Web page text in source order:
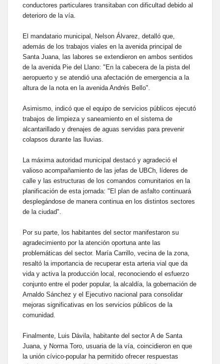
conductores particulares transitaban con dificultad debido al
deterioro de la vía.
El mandatario municipal, Nelson Álvarez, detalló que,
además de los trabajos viales en la avenida principal de
Santa Juana, las labores se extendieron en ambos sentidos
de la avenida Pie del Llano: "En la cabecera de la pista del
aeropuerto y se atendió una afectación de emergencia a la
altura de la nota en la avenida Andrés Bello".
Asimismo, indicó que el equipo de servicios públicos ejecutó
trabajos de limpieza y saneamiento en el sistema de
alcantarillado y drenajes de aguas servidas para prevenir
colapsos durante las lluvias.
La máxima autoridad municipal destacó y agradeció el
valioso acompañamiento de las jefas de UBCh, líderes de
calle y las estructuras de los comandos comunitarios en la
planificación de esta jornada: "El plan de asfalto continuará
desplegándose de manera continua en los distintos sectores
de la ciudad".
Por su parte, los habitantes del sector manifestaron su
agradecimiento por la atención oportuna ante las
problemáticas del sector. María Carrillo, vecina de la zona,
resaltó la importancia de recuperar esta arteria vial que da
vida y activa la producción local, reconociendo el esfuerzo
conjunto entre el poder popular, la alcaldía, la gobernación de
Arnaldo Sánchez y el Ejecutivo nacional para consolidar
mejoras significativas en los servicios públicos de la
comunidad.
Finalmente, Luis Dávila, habitante del sector A de Santa
Juana, y Norma Toro, usuaria de la vía, coincidieron en que
la unión cívico-popular ha permitido ofrecer respuestas